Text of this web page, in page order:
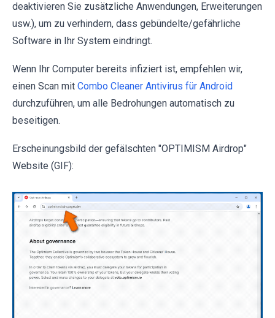
deaktivieren Sie zusätzliche Anwendungen, Erweiterungen
usw.), um zu verhindern, dass gebündelte/gefährliche
Software in Ihr System eindringt.
Wenn Ihr Computer bereits infiziert ist, empfehlen wir,
einen Scan mit Combo Cleaner Antivirus für Android
durchzuführen, um alle Bedrohungen automatisch zu
beseitigen.
Erscheinungsbild der gefälschten "OPTIMISM Airdrop"
Website (GIF):